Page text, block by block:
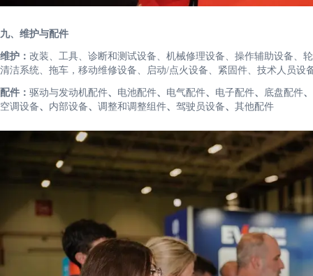
九、维护与配件
维护： 改装、工具、诊断和测试设备、机械修理设备、操作辅助设备、
清洁系统、拖车，移动维修设备、启动/点火设备、紧固件、技术人员设
配件： 驱动与发动机配件、 电池配件、 电气配件、 电子配件、 底盘配件、
空调设备、 内部设备、 调整和调整组件、 驾驶员设备、 其他配件